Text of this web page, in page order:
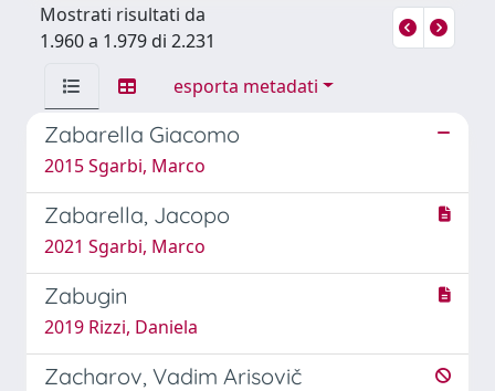
Mostrati risultati da
1.960 a 1.979 di 2.231
esporta metadati
Zabarella Giacomo
2015 Sgarbi, Marco
Zabarella, Jacopo
2021 Sgarbi, Marco
Zabugin
2019 Rizzi, Daniela
Zacharov, Vadim Arisovič